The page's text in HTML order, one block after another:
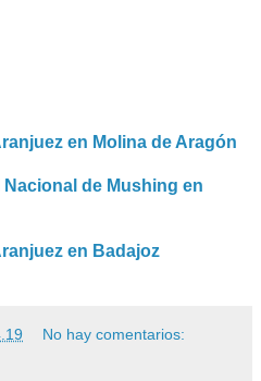
en Molina de Aragón
Nacional de Mushing en
en Badajoz
No hay comentarios: